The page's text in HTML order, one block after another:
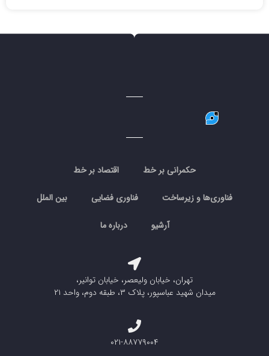
حکمرانی بر خط اقتصاد بر خط
فناوری‌ها و زیرساخت فناوری فضایی بین الملل
آرشیو درباره ما
تهران، خیابان ولیعصر، خیابان توانیر،
میدان شهید عباسپور، پلاک ۳، طبقه دوم، واحد ۲۱
۰۲۱-۸۸۷۷۹۰۰۴